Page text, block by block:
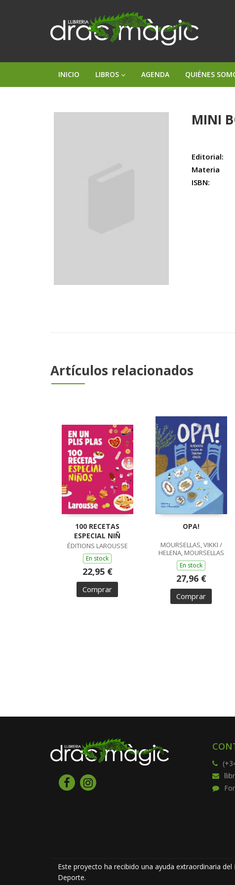
INICIO LIBROS AGENDA QUIÉNES
MINI
Editorial:
Materia
ISBN:
Artículos relacionados
100 RECETAS
ESPECIAL NIÑ
ÉDITIONS LAROUSSE
En stock
22,95 €
Comprar
OPA!
MOURSELLAS, VIKKI /
HELENA, MOURSELLAS
En stock
27,96 €
Comprar
Este proyecto ha recibido una ayuda extraordinaria
Deporte.